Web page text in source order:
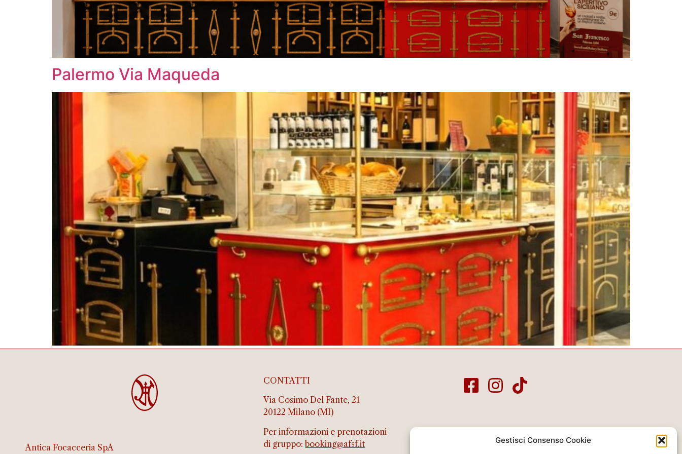
Gestisci Consenso Cookie
Palermo Via Maqueda
Antica Focacceria SpA
CONTATTI
Via Cosimo Del Fante, 21
20122 Milano (MI)
Per informazioni e prenotazioni
di gruppo:booking@afsf.it